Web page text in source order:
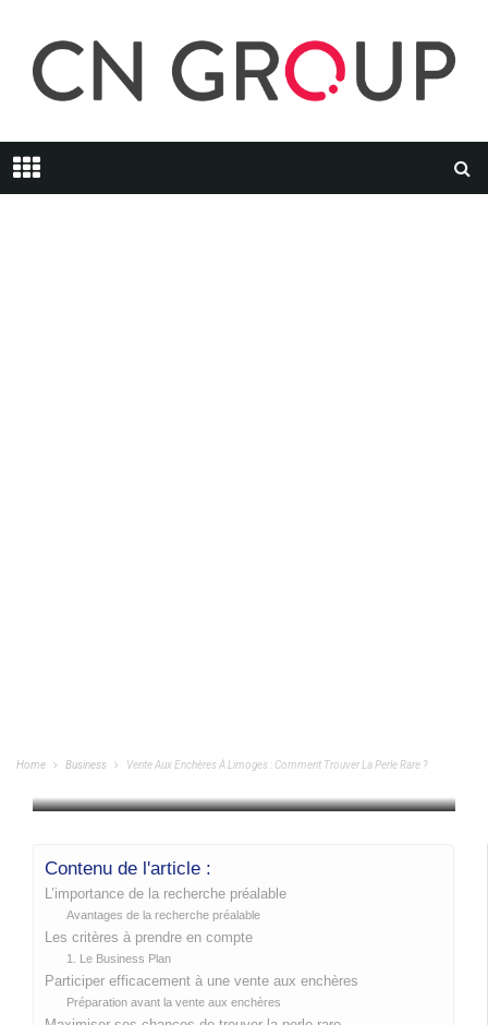
Home Business Vente Aux Enchères À Limoges : Comment Trouver La Perle Rare ?
Contenu de l'article :
L’importance de la recherche préalable
Avantages de la recherche préalable
Les critères à prendre en compte
1. Le Business Plan
Participer efficacement à une vente aux enchères
Préparation avant la vente aux enchères